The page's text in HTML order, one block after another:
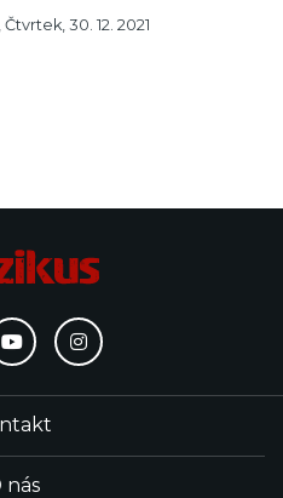
, Čtvrtek, 30. 12. 2021
nás